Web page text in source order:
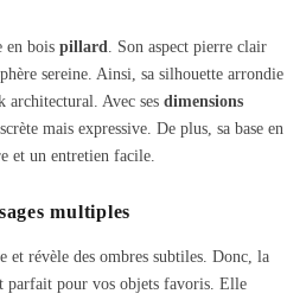
en bois pillard . Son aspect pierre clair
sereine. Ainsi, sa silhouette arrondie
architectural. Avec ses dimensions
mais expressive. De plus, sa base en
et un entretien facile.
multiples
et révèle des ombres subtiles. Donc, la
parfait pour vos objets favoris. Elle